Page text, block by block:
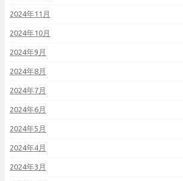
2024年11月
2024年10月
2024年9月
2024年8月
2024年7月
2024年6月
2024年5月
2024年4月
2024年3月